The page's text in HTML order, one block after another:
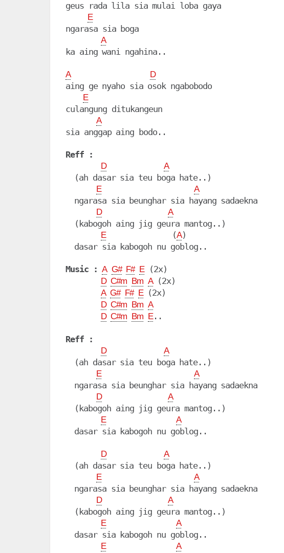
geus rada lila sia mulai loba gaya
E
ngarasa sia boga
A
ka aing wani ngahina..
A D
aing ge nyaho sia osok ngabobodo
E
culangung ditukangeun
A
sia anggap aing bodo..
Reff :
D A
  (ah dasar sia teu boga hate..)
E A
  ngarasa sia beunghar sia hayang sadaekna
D A
  (kabogoh aing jig geura mantog..)
E
               (
A)
  dasar sia kabogoh nu goblog..
Music : A G# F# E (2x)
D C#m Bm A (2x)
A G# F# E (2x)
D C#m Bm A
D C#m Bm E..
Reff :
D A
  (ah dasar sia teu boga hate..)
E A
  ngarasa sia beunghar sia hayang sadaekna
D A
  (kabogoh aing jig geura mantog..)
E A
  dasar sia kabogoh nu goblog..
D A
  (ah dasar sia teu boga hate..)
E A
  ngarasa sia beunghar sia hayang sadaekna
D A
  (kabogoh aing jig geura mantog..)
E A
  dasar sia kabogoh nu goblog..
E A